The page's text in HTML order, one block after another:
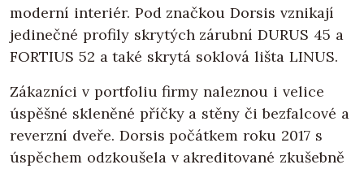
moderní interiér. Pod značkou Dorsis vznikají
jedinečné profily skrytých zárubní DURUS 45 a
FORTIUS 52 a také skrytá soklová lišta LINUS.
Zákazníci v portfoliu firmy naleznou i velice
úspěšné skleněné příčky a stěny či bezfalcové a
reverzní dveře. Dorsis počátkem roku 2017 s
úspěchem odzkoušela v akreditované zkušebně